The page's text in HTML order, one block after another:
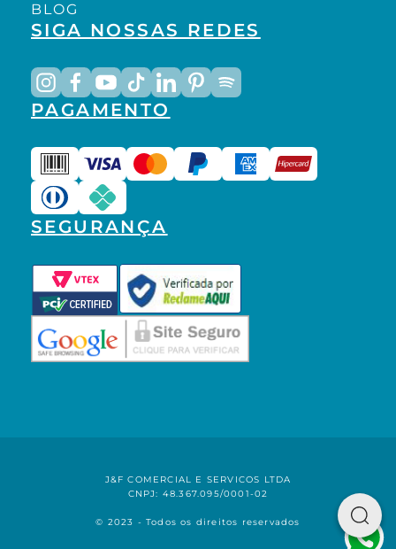
BLOG
SIGA NOSSAS REDES
PAGAMENTO
SEGURANÇA
J&F COMERCIAL E SERVICOS LTDA
CNPJ: 48.367.095/0001-02
© 2023 - Todos os direitos reservados